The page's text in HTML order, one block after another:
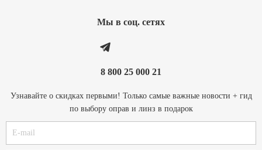
Мы в соц. cетях
8 800 25 000 21
Узнавайте о скидках первыми! Только самые важные новости + гид
по выбору оправ и линз в подарок